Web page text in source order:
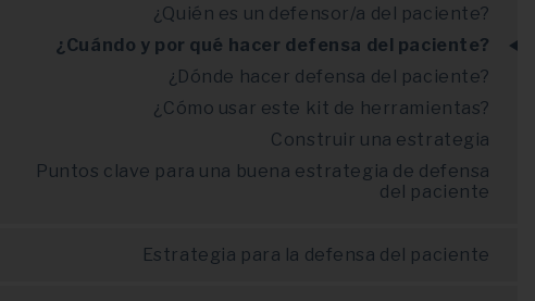
¿Quién es un defensor/a del paciente?
¿Cuándo y por qué hacer defensa del paciente?
¿Dónde hacer defensa del paciente?
¿Cómo usar este kit de herramientas?
Construir una estrategia
Puntos clave para una buena estrategia de defensa
del paciente
Estrategia para la defensa del paciente